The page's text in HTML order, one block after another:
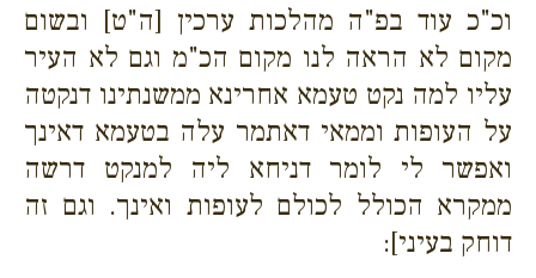
וכ"כ עוד בפ"ה מהלכות ערכין [ה"ט] ובשום
מקום לא הראה לנו מקום הכ"מ וגם לא העיר
עליו למה נקט טעמא אחרינא ממשנתינו דנקטה
על העופות וממאי דאתמר עלה בטעמא דאינך
ואפשר לי לומר דניחא ליה למנקט דרשה
ממקרא הכולל לכולם לעופות ואינך. וגם זה
דוחק בעיני]: